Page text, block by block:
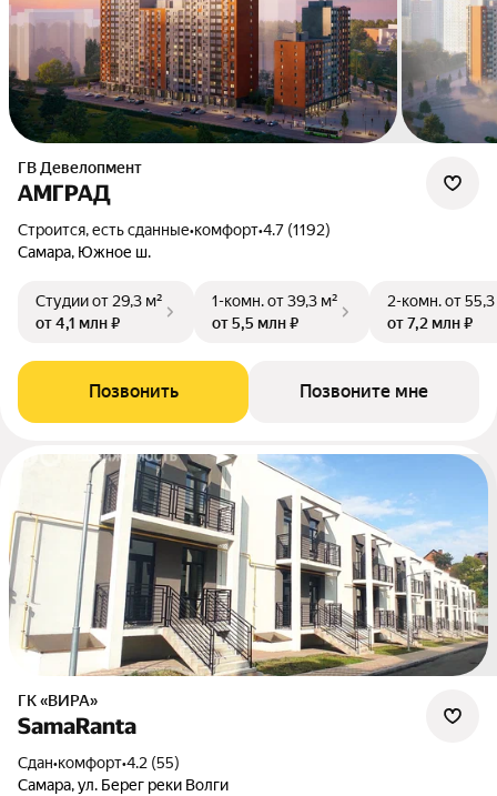
ГВ Девелопмент
АМГРАД
Строится, есть сданные•комфорт•4.7 (1192)
Самара, Южное ш.
Студииот 29,3 м²
от 4,1 млн ₽
1-комн.от 39,3 м²
от 5,5 млн ₽
2-комн.от
от 7,2 млн ₽
Позвонить Позвоните мне
ГК «ВИРА»
SamaRanta
Сдан•комфорт•4.2 (55)
Самара, ул. Берег реки Волги